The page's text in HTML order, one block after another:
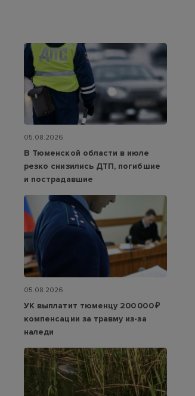
05.08.2026
В Тюменской области в июле
резко снизились ДТП, погибшие
и пострадавшие
05.08.2026
УК выплатит тюменцу 200 000 ₽
компенсации за травму из-за
наледи